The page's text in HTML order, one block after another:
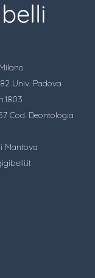
Univ. Padova
Cod. Deontologia
Mantova